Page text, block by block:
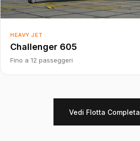
HEAVY JET
Challenger 605
Fino a 12 passeggeri
Vedi Flotta Completa